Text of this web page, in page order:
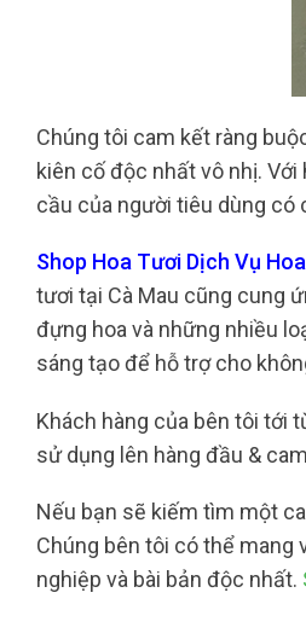
Chúng tôi cam kết ràng
kiên cố độc nhất vô nhị. Với
cầu của người tiêu dùng
Shop Hoa Tươi Dịch Vụ
tươi tại Cà Mau cũng cung
đựng hoa và những nhiều
sáng tạo để hỗ trợ cho
Khách hàng của bên tôi tới
sử dụng lên hàng đầu &
Nếu bạn sẽ kiếm tìm một
Chúng bên tôi có thể mang
nghiệp và bài bản độc nhất.